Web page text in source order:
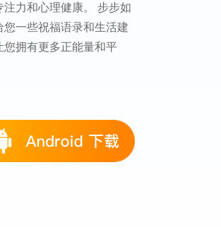
注力和心理健康。 步步如
您一些祝福语录和生活建
您拥有更多正能量和平